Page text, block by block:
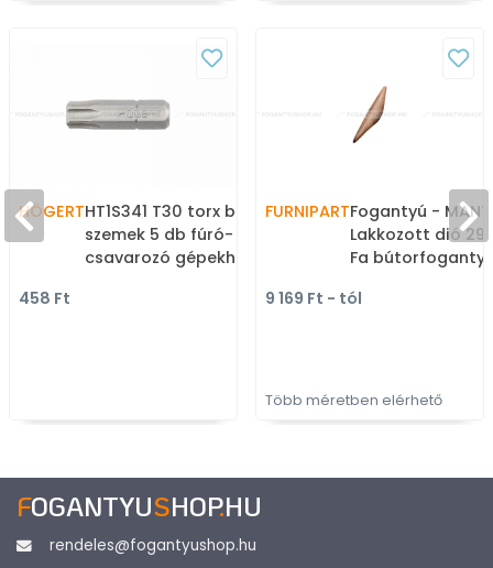
HÖGERTHT1S341 T30 torx bit
szemek 5 db fúró-
csavarozó gépekhez
458 Ft
FURNIPARTFogantyú -
Lakkozott dió
Fa
9 169 Ft - tól
Több méretben elérhető
FOGANTYUSHOP.HU
rendeles@fogantyushop.hu